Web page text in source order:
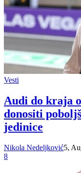
Vesti
Audi do kraja
donositi
jedinice
Nikola Nedeljković5,
8